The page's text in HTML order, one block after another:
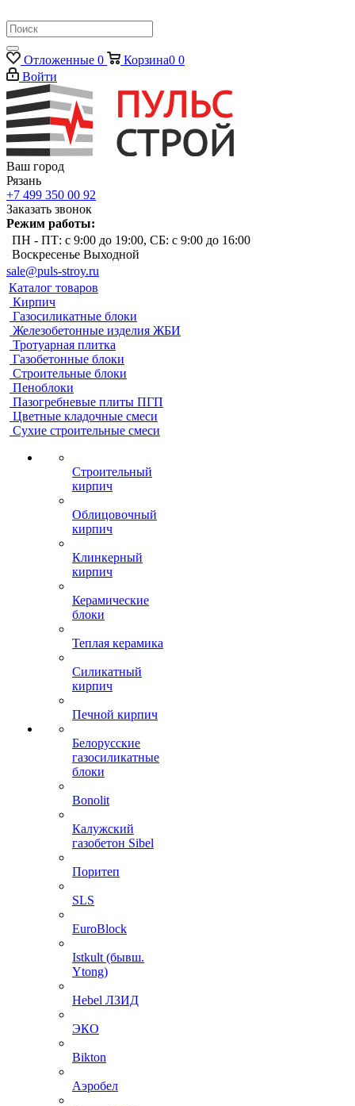
Отложенные 0 Корзина0 0
Войти
Ваш город
Рязань
+7 499 350 00 92
Заказать звонок
Режим работы:
ПН - ПТ: с 9:00 до 19:00, СБ: с 9:00 до 16:00
Воскресенье Выходной
sale@puls-stroy.ru
Каталог товаров
Кирпич
Газосиликатные блоки
Железобетонные изделия ЖБИ
Тротуарная плитка
Газобетонные блоки
Строительные блоки
Пеноблоки
Пазогребневые плиты ПГП
Цветные кладочные смеси
Сухие строительные смеси
Строительный
кирпич
Облицовочный
кирпич
Клинкерный
кирпич
Керамические
блоки
Теплая керамика
Силикатный
кирпич
Печной кирпич
Белорусские
газосиликатные
блоки
Bonolit
Калужский
газобетон Sibel
Поритеп
SLS
EuroBlock
Istkult (бывш.
Ytong)
Hebel ЛЗИД
ЭКО
Bikton
Аэробел